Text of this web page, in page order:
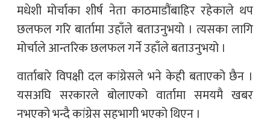
मधेशी मोर्चाका शीर्ष नेता काठमाडौंबाहिर रहेकाले थप
छलफल गरि बार्तामा उहाँले बताउनुभयो । त्यसका लागि
मोर्चाले आन्तरिक छलफल गर्ने उहाँले बताउनुभयो ।
वार्ताबारे विपक्षी दल कांग्रेसले भने केही बताएको छैन ।
यसअघि सरकारले बोलाएको वार्तामा समयमै खबर
नभएको भन्दै कांग्रेस सहभागी भएको थिएन ।